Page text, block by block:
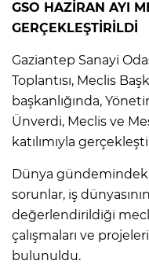
GSO HAZİRAN AYI
GERÇEKLEŞTİRİLDİ
Gaziantep Sanayi
Toplantısı, Meclis
başkanlığında,
Ünverdi, Meclis ve
katılımıyla
Dünya
sorunlar, iş
değerlendirildiği
çalışmaları ve
bulunuldu.